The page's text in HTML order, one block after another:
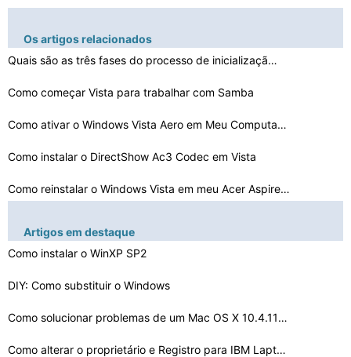
Os artigos relacionados
Quais são as três fases do processo de inicializaçã…
Como começar Vista para trabalhar com Samba
Como ativar o Windows Vista Aero em Meu Computador
Como instalar o DirectShow Ac3 Codec em Vista
Como reinstalar o Windows Vista em meu Acer Aspire 5610…
O que reproduz arquivos FLAC no Windows Vista
A mudança de política de senha para o Windows Vista
Como alterar a tela de inicialização no Windows Vista…
Artigos em destaque
Como instalar o WinXP SP2
DIY: Como substituir o Windows
Como solucionar problemas de um Mac OS X 10.4.11 invent…
Como alterar o proprietário e Registro para IBM Laptop…